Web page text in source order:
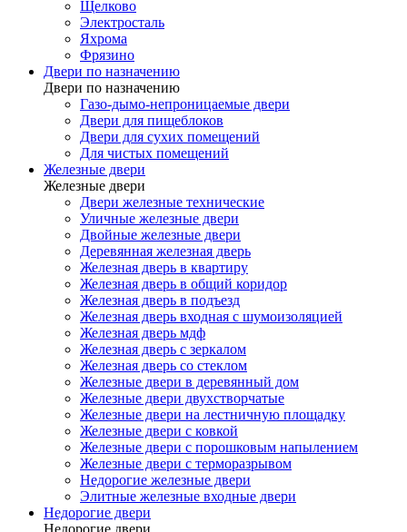
Щелково
Электросталь
Яхрома
Фрязино
Двери по назначению
Двери по назначению
Газо-дымо-непроницаемые двери
Двери для пищеблоков
Двери для сухих помещений
Для чистых помещений
Железные двери
Железные двери
Двери железные технические
Уличные железные двери
Двойные железные двери
Деревянная железная дверь
Железная дверь в квартиру
Железная дверь в общий коридор
Железная дверь в подъезд
Железная дверь входная с шумоизоляцией
Железная дверь мдф
Железная дверь с зеркалом
Железная дверь со стеклом
Железные двери в деревянный дом
Железные двери двухстворчатые
Железные двери на лестничную площадку
Железные двери с ковкой
Железные двери с порошковым напылением
Железные двери с терморазрывом
Недорогие железные двери
Элитные железные входные двери
Недорогие двери